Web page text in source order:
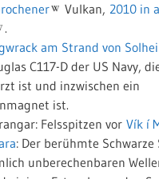
Vulkan, 2010 in
.
am Strand von
C117-D der US Navy,
ist und inzwischen ein
ist.
Felsspitzen vor Vík í
: Der berühmte
unberechenbaren